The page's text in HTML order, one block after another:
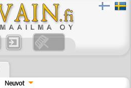
Neuvot